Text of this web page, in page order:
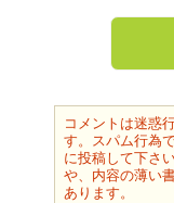
コメントは迷惑
す。スパム行為
に投稿して下さ
や、内容の薄い
あります。